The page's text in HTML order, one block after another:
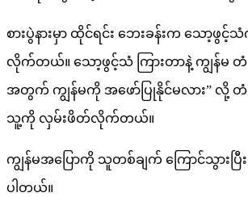
စားပွဲနားမှာ ထိုင်ရင်း ဘေးခန်းက သော့ဖွင့်သံ
လိုက်တယ်။ သော့ဖွင့်သံ ကြားတာနဲ့ ကျွန်မ တံခါ
အတွက် ကျွန်မကို အဖော်ပြုနိုင်မလား” လို့ တံခ
သူ့ကို လှမ်းဖိတ်လိုက်တယ်။
ကျွန်မအပြောကို သူတစ်ချက် ကြောင်သွားပြီ
ပါတယ်။